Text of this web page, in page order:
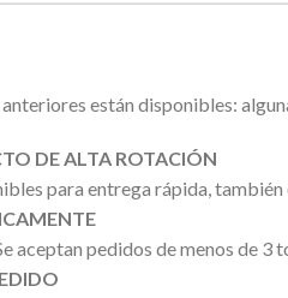
están disponibles:
DE ALTA ROTACIÓN
para entrega rápida,
aceptan pedidos de menos de 3